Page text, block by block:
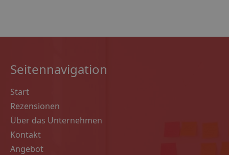
Seitennavigation
Start
Rezensionen
Über das Unternehmen
Kontakt
Angebot